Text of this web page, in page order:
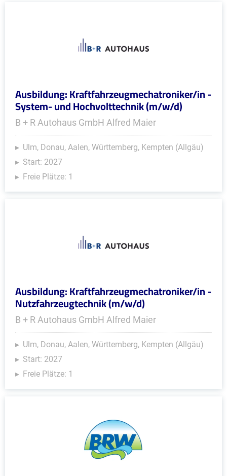
Ausbildung: Kraftfahrzeugmechatroniker/in -
System- und Hochvolttechnik (m/w/d)
B + R Autohaus GmbH Alfred Maier
Ulm, Donau, Aalen, Württemberg, Kempten (Allgäu)
Start: 2027
Freie Plätze: 1
Ausbildung: Kraftfahrzeugmechatroniker/in -
Nutzfahrzeugtechnik (m/w/d)
B + R Autohaus GmbH Alfred Maier
Ulm, Donau, Aalen, Württemberg, Kempten (Allgäu)
Start: 2027
Freie Plätze: 1